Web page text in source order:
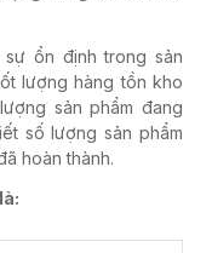
ổn định trong sản
lượng hàng tồn kho
sản phẩm đang
số lượng sản phẩm
hoàn thành.